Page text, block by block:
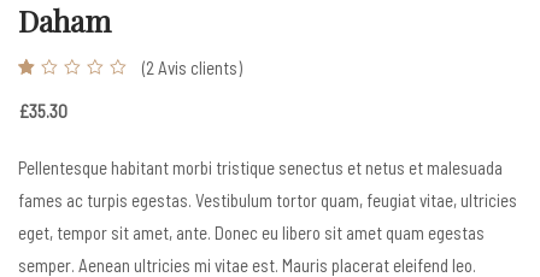
Daham
1 (2 Avis clients)
£35.30
Pellentesque habitant morbi tristique senectus et netus et malesuada
fames ac turpis egestas. Vestibulum tortor quam, feugiat vitae, ultricies
eget, tempor sit amet, ante. Donec eu libero sit amet quam egestas
semper. Aenean ultricies mi vitae est. Mauris placerat eleifend leo.